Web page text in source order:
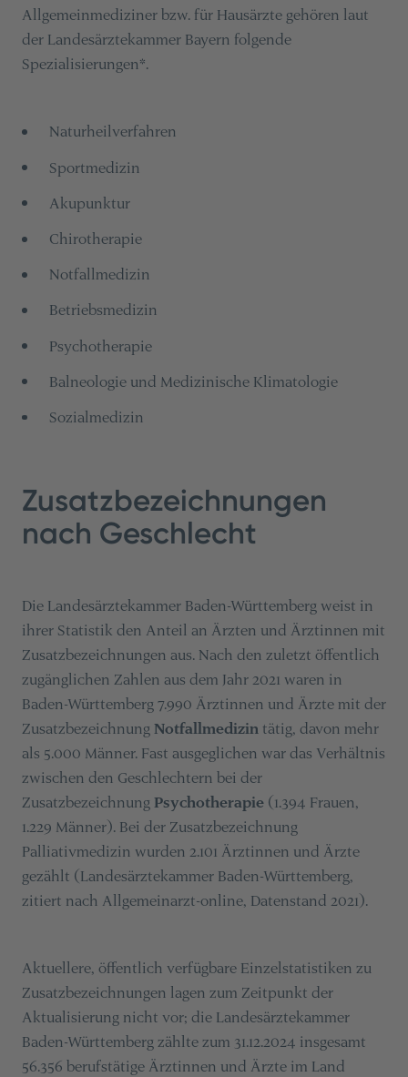
Allgemeinmediziner bzw. für Hausärzte gehören laut
der Landesärztekammer Bayern folgende
Spezialisierungen*.
Naturheilverfahren
Sportmedizin
Akupunktur
Chirotherapie
Notfallmedizin
Betriebsmedizin
Psychotherapie
Balneologie und Medizinische Klimatologie
Sozialmedizin
Zusatzbezeichnungen
nach Geschlecht
Die Landesärztekammer Baden-Württemberg weist in
ihrer Statistik den Anteil an Ärzten und Ärztinnen mit
Zusatzbezeichnungen aus. Nach den zuletzt öffentlich
zugänglichen Zahlen aus dem Jahr 2021 waren in
Baden-Württemberg 7.990 Ärztinnen und Ärzte mit der
Zusatzbezeichnung Notfallmedizin tätig, davon mehr
als 5.000 Männer. Fast ausgeglichen war das Verhältnis
zwischen den Geschlechtern bei der
Zusatzbezeichnung Psychotherapie(1.394 Frauen,
1.229 Männer). Bei der Zusatzbezeichnung
Palliativmedizin wurden 2.101 Ärztinnen und Ärzte
gezählt (Landesärztekammer Baden-Württemberg,
zitiert nach Allgemeinarzt-online, Datenstand 2021).
Aktuellere, öffentlich verfügbare Einzelstatistiken zu
Zusatzbezeichnungen lagen zum Zeitpunkt der
Aktualisierung nicht vor; die Landesärztekammer
Baden-Württemberg zählte zum 31.12.2024 insgesamt
56.356 berufstätige Ärztinnen und Ärzte im Land